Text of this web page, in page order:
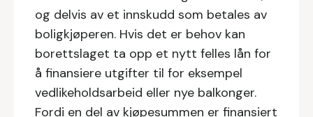
og delvis av et innskudd som betales av
boligkjøperen. Hvis det er behov kan
borettslaget ta opp et nytt felles lån for
å finansiere utgifter til for eksempel
vedlikeholdsarbeid eller nye balkonger.
Fordi en del av kjøpesummen er finansiert